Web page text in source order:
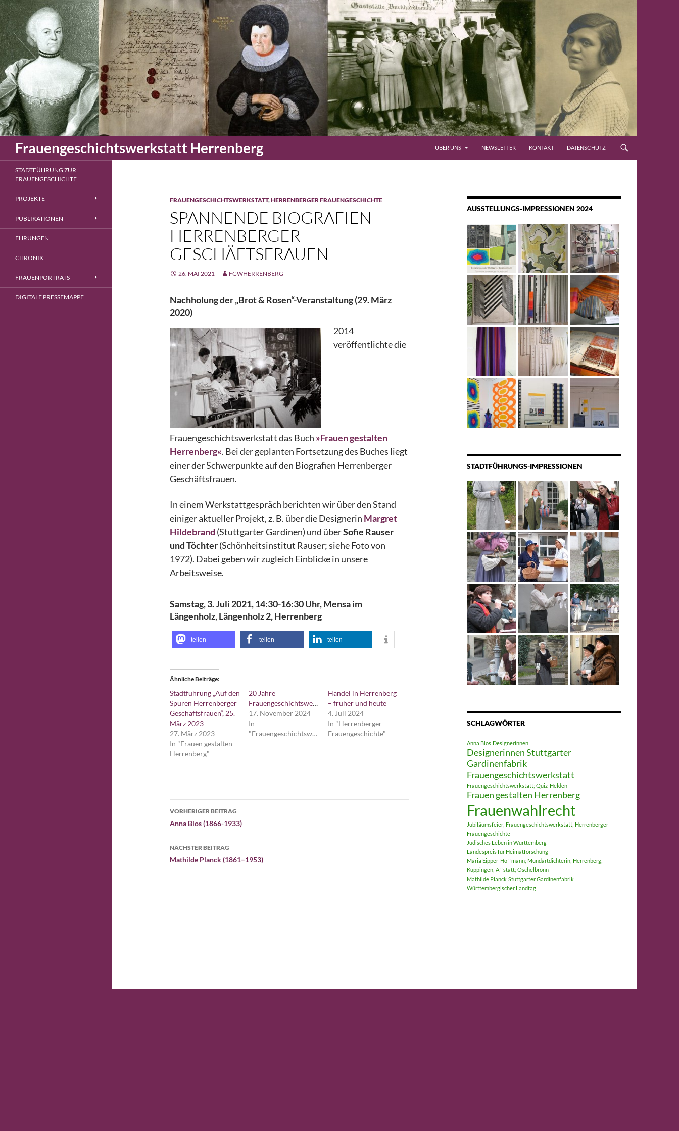
Zum
Inhalt
springen
Frauengeschichtswerkstatt Herrenberg
Suchen
ÜBER UNS NEWSLETTER KONTAKT DATENSCHUTZ
FRAUENGESCHICHTSWERKSTATT,HERRENBERGER FRAUENGESCHICHTE
SPANNENDE BIOGRAFIEN
HERRENBERGER
GESCHÄFTSFRAUEN
26. MAI 2021 FGWHERRENBERG
Nachholung der „Brot & Rosen“-Veranstaltung (29. März
2020)
2014
veröffentlichte die
Frauengeschichtswerkstatt das Buch »Frauen gestalten
Herrenberg«. Bei der geplanten Fortsetzung des Buches liegt
einer der Schwerpunkte auf den Biografien Herrenberger
Geschäftsfrauen.
In einem Werkstattgespräch berichten wir über den Stand
einiger aktueller Projekt, z. B. über die Designerin Margret
Hildebrand (Stuttgarter Gardinen) und überSofie Rauser
und Töchter(Schönheitsinstitut Rauser; siehe Foto von
1972). Dabei geben wir zugleich Einblicke in unsere
Arbeitsweise.
Samstag, 3. Juli 2021, 14:30-16:30 Uhr, Mensa im
Längenholz, Längenholz 2, Herrenberg
teilen teilen teilen
Ähnliche Beiträge
Stadtführung „Auf den
Spuren Herrenberger
Geschäftsfrauen“, 25.
März 2023
27. März 2023
In "Frauen gestalten
Herrenberg"
20 Jahre
Frauengeschichtswerkstatt
17. November 2024
In
"Frauengeschichtswerkstatt"
Handel in Herrenberg
– früher und heute
4. Juli 2024
In "Herrenberger
Frauengeschichte"
Beitragsnavigation
VORHERIGER BEITRAG
Anna Blos (1866-1933)
NÄCHSTER BEITRAG
Mathilde Planck (1861–1953)
AUSSTELLUNGS-IMPRESSIONEN 2024
STADTFÜHRUNGS-IMPRESSIONEN
SCHLAGWÖRTER
Anna Blos Designerinnen
Designerinnen Stuttgarter
Gardinenfabrik
Frauengeschichtswerkstatt
Frauengeschichtswerkstatt; Quiz-Helden
Frauen gestalten Herrenberg
Frauenwahlrecht
Jubiläumsfeier; Frauengeschichtswerkstatt; Herrenberger
Frauengeschichte
Jüdisches Leben in Württemberg
Landespreis für Heimatforschung
Maria Eipper-Hoffmann; Mundartdichterin; Herrenberg;
Kuppingen; Affstätt; Öschelbronn
Mathilde Planck Stuttgarter Gardinenfabrik
Württembergischer Landtag
STADTFÜHRUNG ZUR
FRAUENGESCHICHTE
PROJEKTE
PUBLIKATIONEN
EHRUNGEN
CHRONIK
FRAUENPORTRÄTS
DIGITALE PRESSEMAPPE